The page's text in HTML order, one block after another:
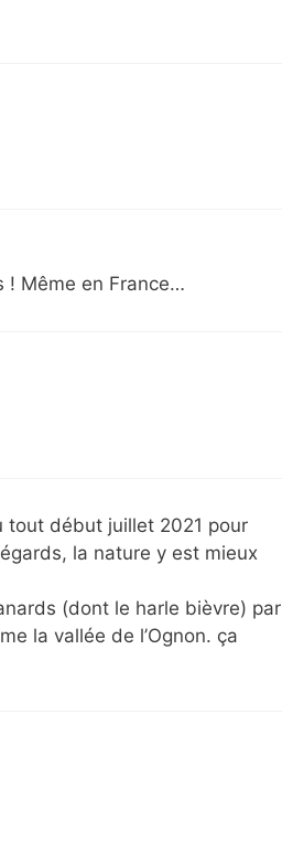
! Même en France…
tout début juillet 2021 pour
la nature y est mieux
(dont le harle bièvre) par
la vallée de l’Ognon. ça